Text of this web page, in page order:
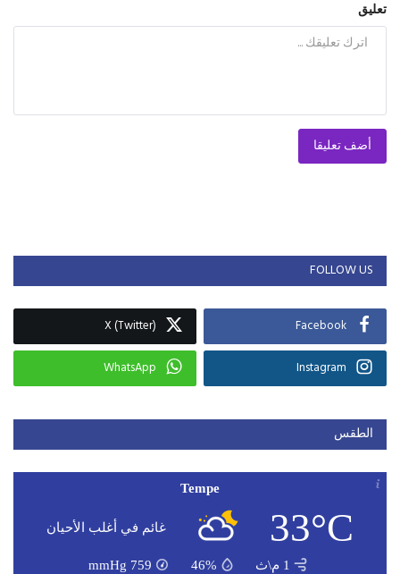
تعليق
أضف تعليقا
FOLLOW US
Facebook
X (Twitter)
Instagram
WhatsApp
الطقس
Tempe
33°C غائم في أغلب الأحيان
1 م\ث 46%
759
mmHg